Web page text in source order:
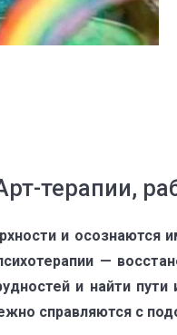
терапии,
и
—
и найти
справляются с